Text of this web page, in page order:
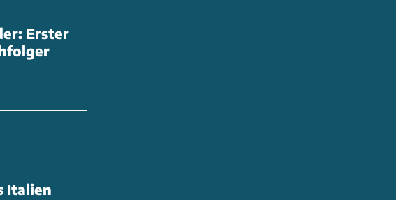
Erster
Italien